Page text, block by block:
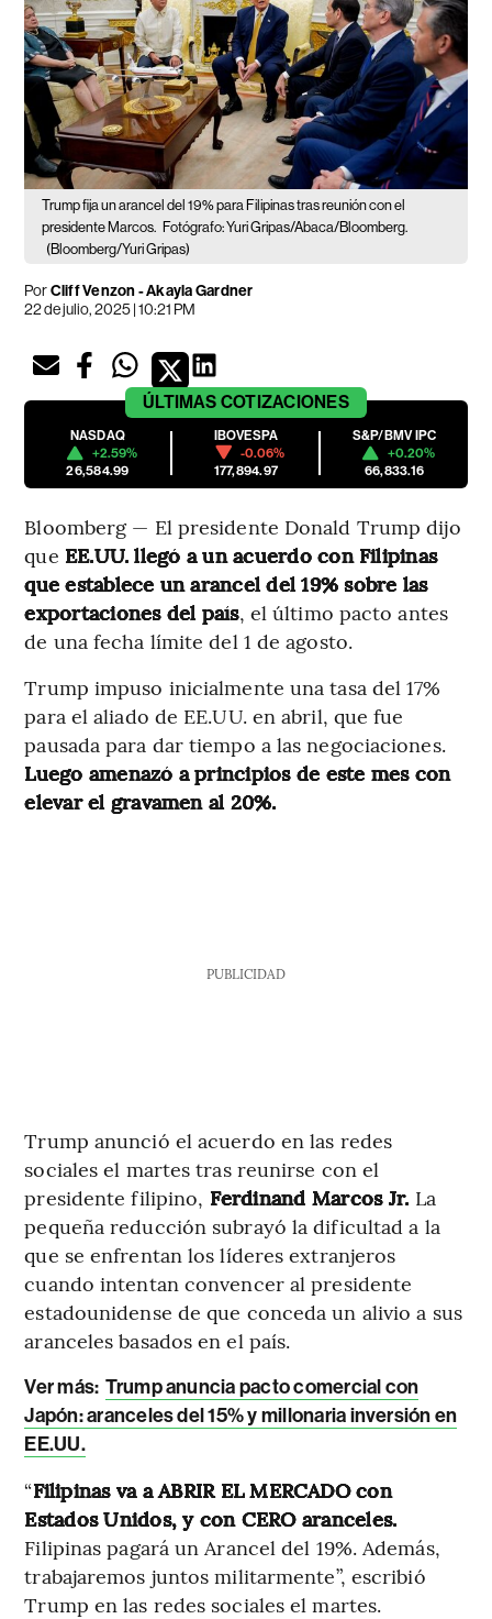
Trump fija un arancel del 19% para Filipinas tras reunión con el
presidente Marcos. Fotógrafo: Yuri Gripas/Abaca/Bloomberg.
(Bloomberg/Yuri Gripas)
PorCliff Venzon - Akayla Gardner
22 de julio, 2025 | 10:21 PM
ÚLTIMAS COTIZACIONES
NASDAQ
+2.59%
26,584.99
IBOVESPA
-0.06%
177,894.97
S&P/BMV IPC
+0.20%
66,833.16
Bloomberg — El presidente Donald Trump dijo
que EE.UU. llegó a un acuerdo con Filipinas
que establece un arancel del 19% sobre las
exportaciones del país, el último pacto antes
de una fecha límite del 1 de agosto.
Trump impuso inicialmente una tasa del 17%
para el aliado de EE.UU. en abril, que fue
pausada para dar tiempo a las negociaciones.
Luego amenazó a principios de este mes con
elevar el gravamen al 20%.
PUBLICIDAD
Trump anunció el acuerdo en las redes
sociales el martes tras reunirse con el
presidente filipino, Ferdinand Marcos Jr. La
pequeña reducción subrayó la dificultad a la
que se enfrentan los líderes extranjeros
cuando intentan convencer al presidente
estadounidense de que conceda un alivio a sus
aranceles basados en el país.
Ver más: Trump anuncia pacto comercial con
Japón: aranceles del 15% y millonaria inversión en
EE.UU.
“Filipinas va a ABRIR EL MERCADO con
Estados Unidos, y con CERO aranceles.
Filipinas pagará un Arancel del 19%. Además,
trabajaremos juntos militarmente”, escribió
Trump en las redes sociales el martes.